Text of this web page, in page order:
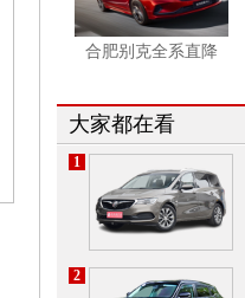
合肥别克全系直降
大家都在看
1
2